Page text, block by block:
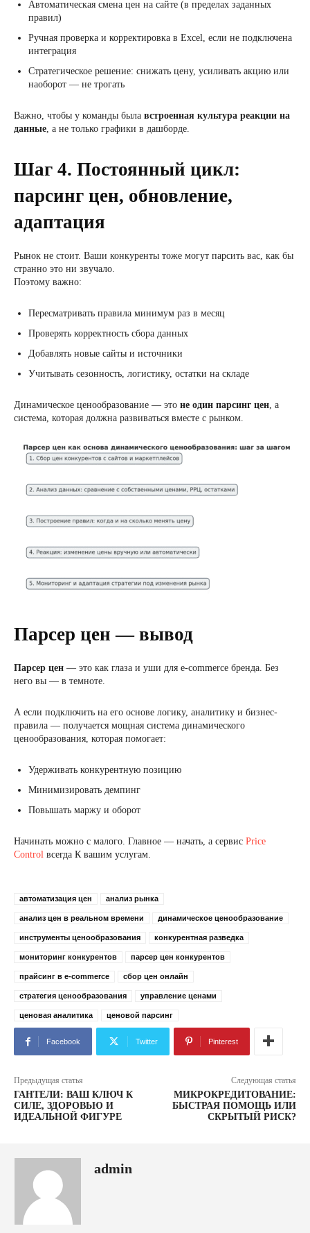
Автоматическая смена цен на сайте (в пределах заданных
правил)
Ручная проверка и корректировка в Excel, если не подключена
интеграция
Стратегическое решение: снижать цену, усиливать акцию или
наоборот — не трогать
Важно, чтобы у команды была встроенная культура реакции на
данные, а не только графики в дашборде.
Шаг 4. Постоянный цикл:
парсинг цен, обновление,
адаптация
Рынок не стоит. Ваши конкуренты тоже могут парсить вас, как бы
странно это ни звучало.
Поэтому важно:
Пересматривать правила минимум раз в месяц
Проверять корректность сбора данных
Добавлять новые сайты и источники
Учитывать сезонность, логистику, остатки на складе
Динамическое ценообразование — это не один парсинг цен, а
система, которая должна развиваться вместе с рынком.
Парсер цен — вывод
Парсер цен — это как глаза и уши для e-commerce бренда. Без
него вы — в темноте.
А если подключить на его основе логику, аналитику и бизнес-
правила — получается мощная система динамического
ценообразования, которая помогает:
Удерживать конкурентную позицию
Минимизировать демпинг
Повышать маржу и оборот
Начинать можно с малого. Главное — начать, а сервис Price
Control всегда К вашим услугам.
автоматизация цен анализ рынка
анализ цен в реальном времени динамическое ценообразование
инструменты ценообразования конкурентная разведка
мониторинг конкурентов парсер цен конкурентов
прайсинг в e-commerce сбор цен онлайн
стратегия ценообразования управление ценами
ценовая аналитика ценовой парсинг
Facebook Twitter Pinterest
Предыдущая статья
ГАНТЕЛИ: ВАШ КЛЮЧ К
СИЛЕ, ЗДОРОВЬЮ И
ИДЕАЛЬНОЙ ФИГУРЕ
Следующая статья
МИКРОКРЕДИТОВАНИЕ:
БЫСТРАЯ ПОМОЩЬ ИЛИ
СКРЫТЫЙ РИСК?
admin